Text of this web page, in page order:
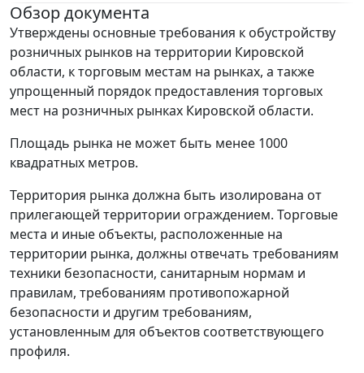
Обзор документа
Утверждены основные требования к обустройству
розничных рынков на территории Кировской
области, к торговым местам на рынках, а также
упрощенный порядок предоставления торговых
мест на розничных рынках Кировской области.
Площадь рынка не может быть менее 1000
квадратных метров.
Территория рынка должна быть изолирована от
прилегающей территории ограждением. Торговые
места и иные объекты, расположенные на
территории рынка, должны отвечать требованиям
техники безопасности, санитарным нормам и
правилам, требованиям противопожарной
безопасности и другим требованиям,
установленным для объектов соответствующего
профиля.